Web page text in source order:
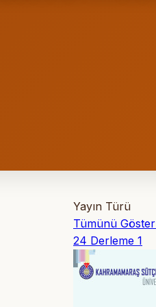
Yayın Türü
Tümünü Göster
24 Derleme 1